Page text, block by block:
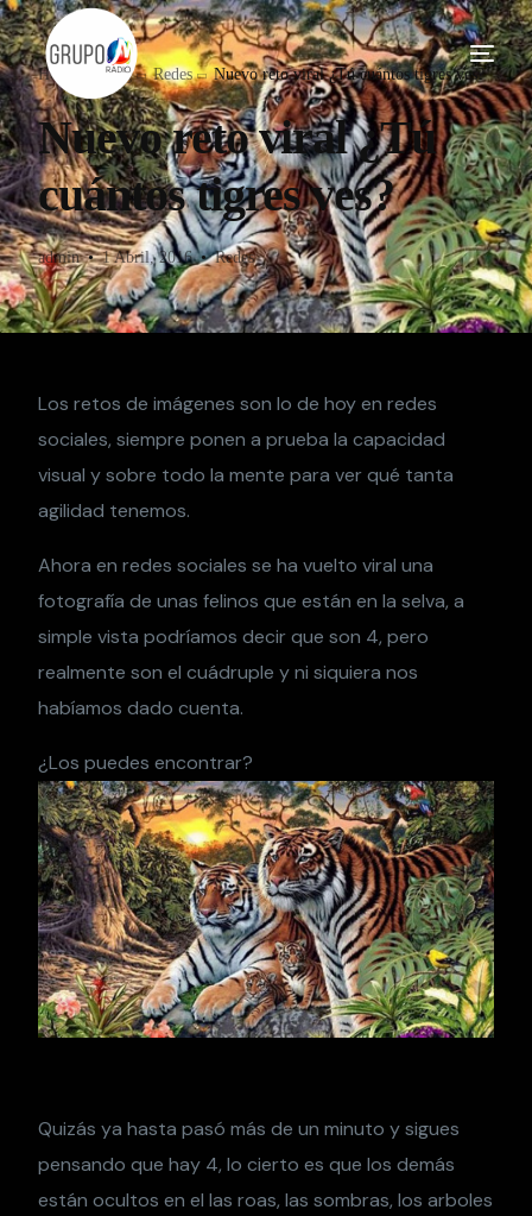
Home Blog Redes Nuevo reto viral ¿Tú cuántos tigres ves?
Nuevo reto viral ¿Tú
cuántos tigres ves?
admin 1 Abril, 2016 Redes
Los retos de imágenes son lo de hoy en redes
sociales, siempre ponen a prueba la capacidad
visual y sobre todo la mente para ver qué tanta
agilidad tenemos.
Ahora en redes sociales se ha vuelto viral una
fotografía de unas felinos que están en la selva, a
simple vista podríamos decir que son 4, pero
realmente son el cuádruple y ni siquiera nos
habíamos dado cuenta.
¿Los puedes encontrar?
Quizás ya hasta pasó más de un minuto y sigues
pensando que hay 4, lo cierto es que los demás
están ocultos en el las roas, las sombras, los arboles